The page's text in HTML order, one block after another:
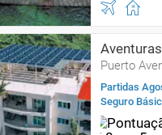
Puerto
Partidas
Seguro